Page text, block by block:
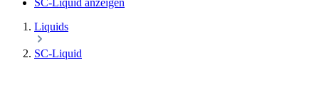
SC-Liquid anzeigen
Liquids
SC-Liquid